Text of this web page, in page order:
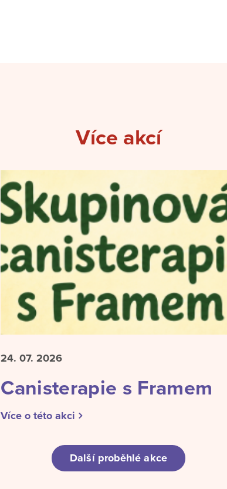
Více akcí
24. 07.2026
Canisterapie s Framem
Více o této akci
Další proběhlé akce